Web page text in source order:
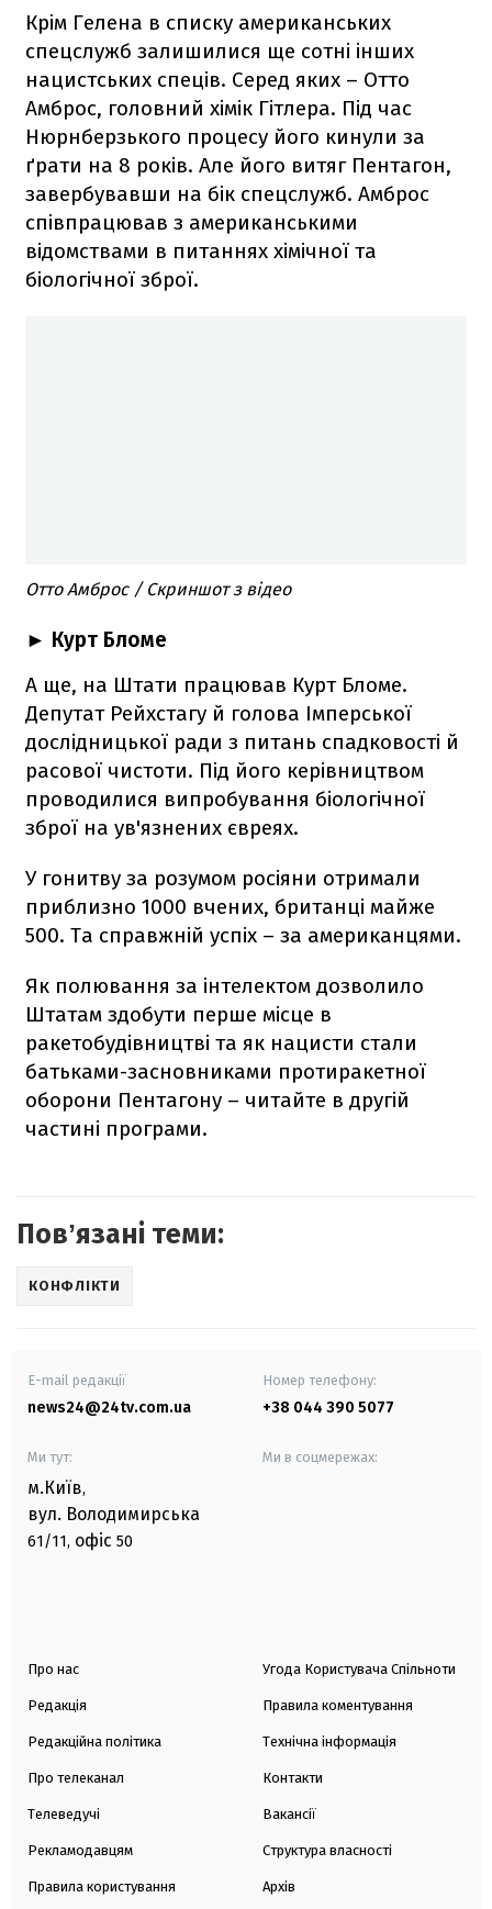
Крім Гелена в списку американських
спецслужб залишилися ще сотні інших
нацистських спеців. Серед яких – Отто
Амброс, головний хімік Гітлера. Під час
Нюрнберзького процесу його кинули за
ґрати на 8 років. Але його витяг Пентагон,
завербувавши на бік спецслужб. Амброс
співпрацював з американськими
відомствами в питаннях хімічної та
біологічної зброї.
Отто Амброс / Скриншот з відео
► Курт Бломе
А ще, на Штати працював Курт Бломе.
Депутат Рейхстагу й голова Імперської
дослідницької ради з питань спадковості й
расової чистоти. Під його керівництвом
проводилися випробування біологічної
зброї на ув'язнених євреях.
У гонитву за розумом росіяни отримали
приблизно 1000 вчених, британці майже
500. Та справжній успіх – за американцями.
Як полювання за інтелектом дозволило
Штатам здобути перше місце в
ракетобудівництві та як нацисти стали
батьками-засновниками протиракетної
оборони Пентагону – читайте в другій
частині програми.
Повʼязані теми:
КОНФЛІКТИ
E-mail редакції
news24@24tv.com.ua
Номер телефону:
+38 044 390 5077
Ми тут:
м.Київ,
вул. Володимирська
61/11, офіс 50
Ми в соцмережах:
Про нас
Редакція
Редакційна політика
Про телеканал
Телеведучі
Рекламодавцям
Правила користування
Угода Користувача Спільноти
Правила коментування
Технічна інформація
Контакти
Вакансії
Структура власності
Архів